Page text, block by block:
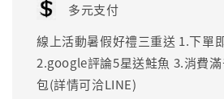
多元支付
線上活動暑假好禮三重送 1.下單
2.google評論5星送鮭魚 3.消費
包(詳情可洽LINE)